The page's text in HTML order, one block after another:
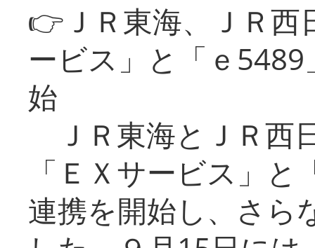
👉ＪＲ東海、ＪＲ
ービス」と「ｅ
始
ＪＲ東海とＪＲ西
「ＥＸサービス」
連携を開始し、さら